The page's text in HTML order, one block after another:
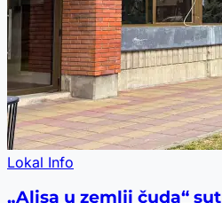
Lokal Info
„Alisa u zemlji čuda“